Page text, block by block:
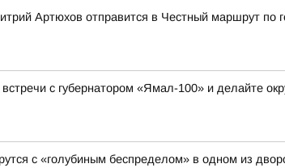
Артюхов отправится в Честный маршрут по
с губернатором «Ямал-100» и делайте
с «голубиным беспределом» в одном из